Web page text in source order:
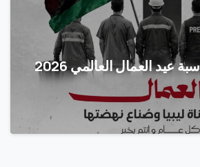
رسالة تهنئة بمناسبة عيد العمال العالمي 2026